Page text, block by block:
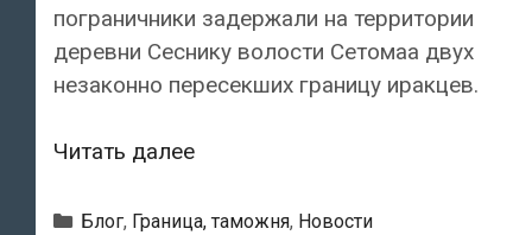
пограничники задержали на территории
деревни Сеснику волости Сетомаа двух
незаконно пересекших границу иракцев.
Читать далееНа
востоке
Рубрики
Блог, Граница, таможня, Новости